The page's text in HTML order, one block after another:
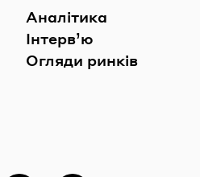
Аналітика
Інтерв’ю
Огляди ринків